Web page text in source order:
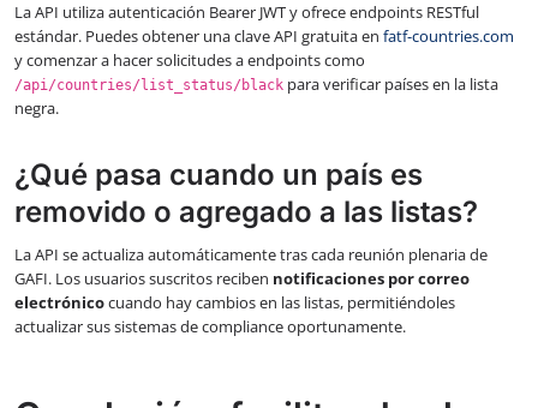
La API utiliza autenticación Bearer JWT y ofrece endpoints RESTful
estándar. Puedes obtener una clave API gratuita en fatf-countries.com
y comenzar a hacer solicitudes a endpoints como
/api/countries/list_status/black para verificar países en la lista
negra.
¿Qué pasa cuando un país es
removido o agregado a las listas?
La API se actualiza automáticamente tras cada reunión plenaria de
GAFI. Los usuarios suscritos reciben notificaciones por correo
electrónicocuando hay cambios en las listas, permitiéndoles
actualizar sus sistemas de compliance oportunamente.